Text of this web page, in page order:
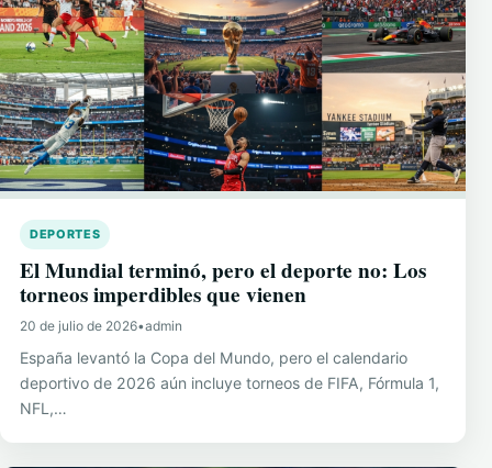
DEPORTES
El Mundial terminó, pero el deporte no: Los
torneos imperdibles que vienen
20 de julio de 2026•admin
España levantó la Copa del Mundo, pero el calendario
deportivo de 2026 aún incluye torneos de FIFA, Fórmula 1,
NFL,…